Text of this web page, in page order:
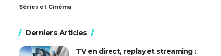
Séries et Cinéma
Derniers Articles
TV en direct, replay et streaming :